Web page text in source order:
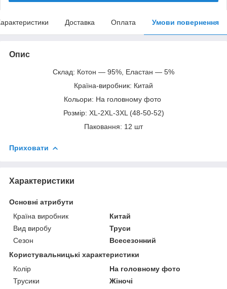
Доставка Оплата Умови повернення
Опис
Склад: Котон — 95%, Еластан — 5%
Країна-виробник: Китай
Кольори: На головному фото
Розмір: XL-2XL-3XL (48-50-52)
Паковання: 12 шт
Приховати
Характеристики
Основні атрибути
Країна виробник
Китай
Вид виробу
Труси
Сезон
Всесезонний
Користувальницькі характеристики
Колір
На головному фото
Трусики
Жiночi